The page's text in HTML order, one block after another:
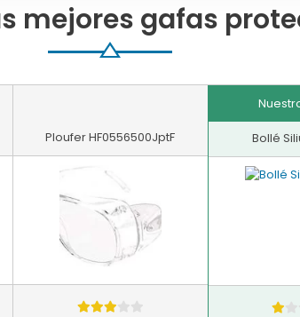
mejores gafas
Ploufer HF0556500JptF Bollé